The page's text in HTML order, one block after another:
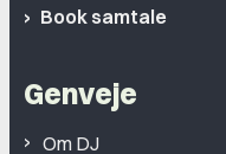
Book samtale
Genveje
Om DJ